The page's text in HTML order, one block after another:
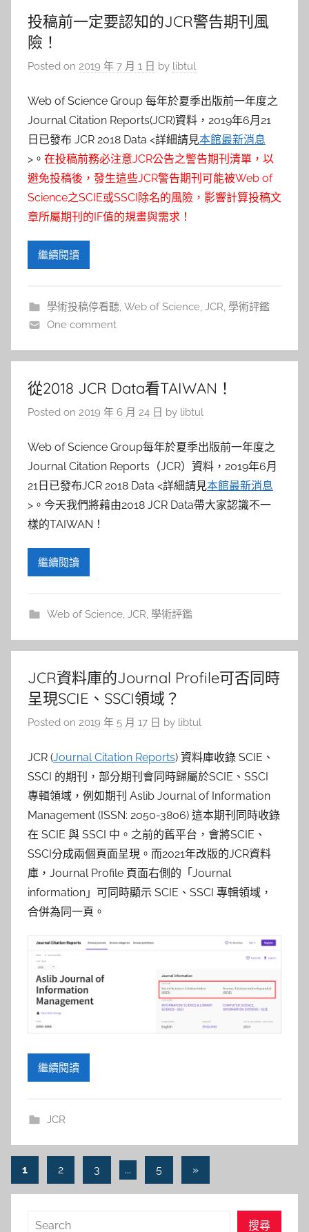
投稿前一定要認知的JCR警告期刊風
險！
Posted on 2019 年 7 月 1 日 by libtul
Web of Science Group 每年於夏季出版前一年度之
Journal Citation Reports(JCR)資料，2019年6月21
日已發布 JCR 2018 Data <詳細請見本館最新消息
>。 在投稿前務必注意JCR公告之警告期刊清單，以
避免投稿後，發生這些JCR警告期刊可能被Web of
Science之SCIE或SSCI除名的風險，影響計算投稿文
章所屬期刊的IF值的規畫與需求！
繼續閱讀
學術投稿停看聽, Web of Science, JCR, 學術評鑑
One comment
從2018 JCR Data看TAIWAN！
Posted on 2019 年 6 月 24 日 by libtul
Web of Science Group每年於夏季出版前一年度之
Journal Citation Reports（JCR）資料，2019年6月
21日已發布JCR 2018 Data <詳細請見本館最新消息
>。今天我們將藉由2018 JCR Data帶大家認識不一
樣的TAIWAN！
繼續閱讀
Web of Science, JCR, 學術評鑑
JCR資料庫的Journal Profile可否同時
呈現SCIE、SSCI領域？
Posted on 2019 年 5 月 17 日 by libtul
JCR (Journal Citation Reports) 資料庫收錄 SCIE、
SSCI 的期刊，部分期刊會同時歸屬於SCIE、SSCI
專輯領域，例如期刊 Aslib Journal of Information
Management (ISSN: 2050-3806) 這本期刊同時收錄
在 SCIE 與 SSCI 中。之前的舊平台，會將SCIE、
SSCI分成兩個頁面呈現。而2021年改版的JCR資料
庫，Journal Profile 頁面右側的「Journal
information」可同時顯示 SCIE、SSCI 專輯領域，
合併為同一頁。
繼續閱讀
JCR
文
章
1 2 3 ... 5
Next
Posts
»
搜 搜尋